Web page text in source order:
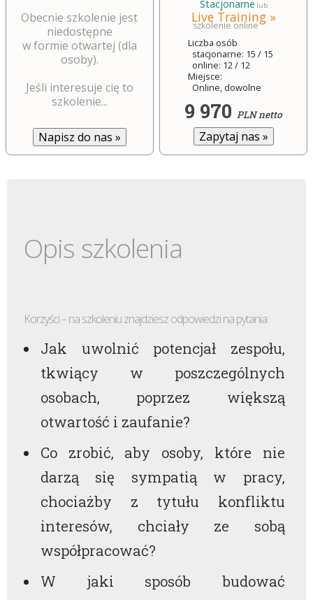
Obecnie szkolenie jest
niedostępne
w formie otwartej (dla
osoby).
Jeśli interesuje cię to
szkolenie...
Napisz do nas »
Stacjonarne lub
Live Training »
szkolenie online
Liczba osób
stacjonarne: 15 / 15
online: 12 / 12
Miejsce:
Online, dowolne
9 970 PLN netto
Zapytaj nas »
Opis szkolenia
Korzyści – na szkoleniu znajdziesz odpowiedzi na pytania:
Jak uwolnić potencjał zespołu,
tkwiący w poszczególnych
osobach, poprzez większą
otwartość i zaufanie?
Co zrobić, aby osoby, które nie
darzą się sympatią w pracy,
chociażby z tytułu konfliktu
interesów, chciały ze sobą
współpracować?
W jaki sposób budować